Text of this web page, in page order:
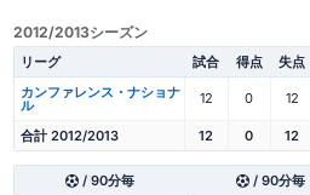
2012/2013シーズン
リーグ 試合 得点 失点
カンファレンス・ナショナ
ル 12 0 12
合計 2012/2013 12 0 12
/ 90分毎 / 90分毎